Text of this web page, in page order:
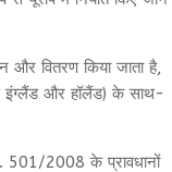
वितरण किया जाता है,
इंग्लैंड और हॉलैंड) के साथ-
501/2008 के प्रावधानों